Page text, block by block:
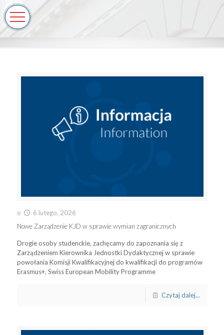
o
6 lutego, 2026
Nowe Zarządzenie KJD w sprawie wymian zagranicznych
Drogie osoby studenckie, zachęcamy do zapoznania się z
Zarządzeniem Kierownika Jednostki Dydaktycznej w sprawie
powołania Komisji Kwalifikacyjnej do kwalifikacji do programów
Erasmus+, Swiss European Mobility Programme
Czytaj dalej...